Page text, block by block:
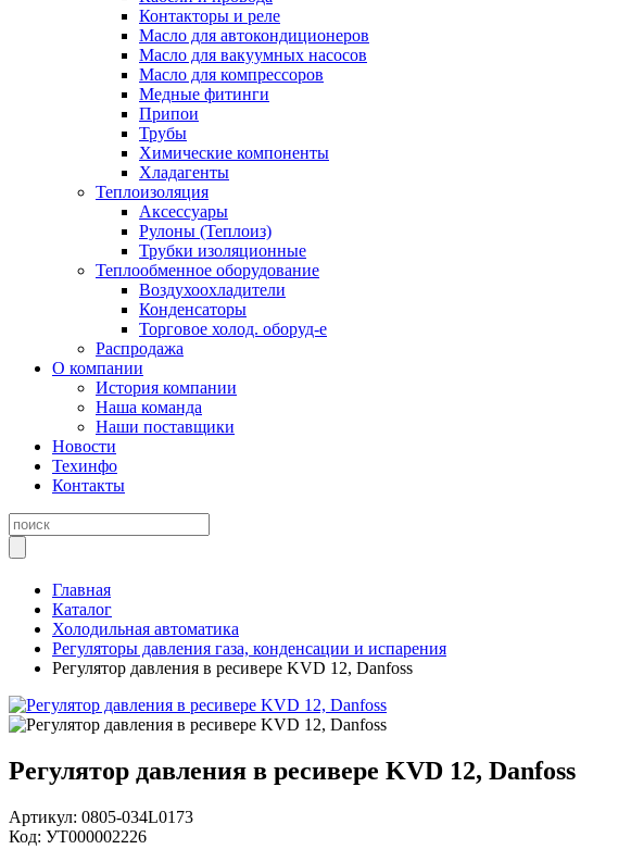
Контакторы и реле
Масло для автокондиционеров
Масло для вакуумных насосов
Масло для компрессоров
Медные фитинги
Припои
Трубы
Химические компоненты
Хладагенты
Теплоизоляция
Аксессуары
Рулоны (Теплоиз)
Трубки изоляционные
Теплообменное оборудование
Воздухоохладители
Конденсаторы
Торговое холод. оборуд-е
Распродажа
О компании
История компании
Наша команда
Наши поставщики
Новости
Техинфо
Контакты
Главная
Каталог
Холодильная автоматика
Регуляторы давления газа, конденсации и испарения
Регулятор давления в ресивере KVD 12, Danfoss
Регулятор давления в ресивере KVD 12, Danfoss
Артикул: 0805-034L0173
Код: УТ000002226